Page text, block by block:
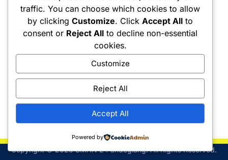
Copyright © 2026 SMAN 2 Pandeglang. All Rights Reserved.
traffic. You can choose which cookies to allow
by clickingCustomize. ClickAccept All to
consent or Reject All to decline non-essential
cookies.
Customize
Reject All
Accept All
Powered by